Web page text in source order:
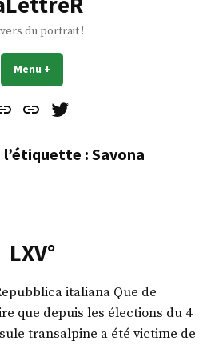
du portrait !
Menu +
À
Mes
l’étiquette : Savona
LXV°
italiana Que de
que depuis les élections du 4
transalpine a été victime de